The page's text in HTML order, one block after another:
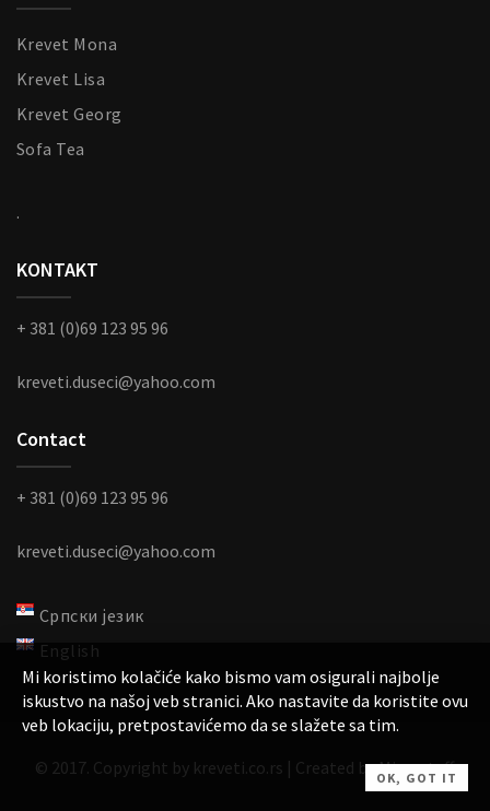
Krevet Mona
Krevet Lisa
Krevet Georg
Sofa Tea
.
KONTAKT
+ 381 (0)69 123 95 96
kreveti.duseci@yahoo.com
Contact
+ 381 (0)69 123 95 96
kreveti.duseci@yahoo.com
Српски језик
English
© 2017. Copyright by kreveti.co.rs | Created by Microstuff.
Mi koristimo kolačiće kako bismo vam osigurali najbolje
iskustvo na našoj veb stranici. Ako nastavite da koristite ovu
veb lokaciju, pretpostavićemo da se slažete sa tim.
OK, GOT IT